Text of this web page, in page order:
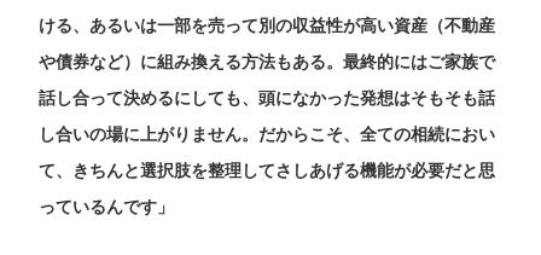
ける、あるいは一部を売って別の収益性が高い資産（不動産
や債券など）に組み換える方法もある。最終的にはご家族で
話し合って決めるにしても、頭になかった発想はそもそも話
し合いの場に上がりません。だからこそ、全ての相続におい
て、きちんと選択肢を整理してさしあげる機能が必要だと思
っているんです」